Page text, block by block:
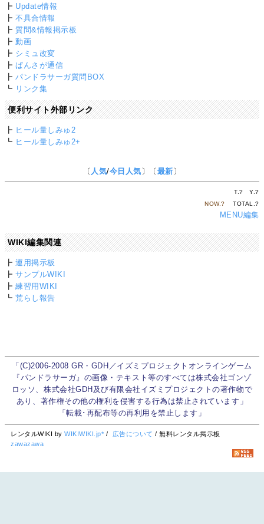
┣ Update情報
┣不具合情報
┣質問&情報掲示板
┣動画
┣ シミュ改変
┣ぱんさが通信
┣パンドラサーガ質問BOX
┗ リンク集
便利サイト外部リンク
┣ ヒール量しみゅ2
┗ ヒール量しみゅ2+
〔 人気/今日人気〕〔最新〕
T.? Y.?
NOW.? TOTAL.?
MENU編集
WIKI編集関連
┣運用掲示板
┣サンプルWIKI
┣練習用WIKI
┗荒らし報告
「(C)2006-2008 GR・GDH／イズミプロジェクトオンラインゲーム
『パンドラサーガ』の画像・テキスト等のすべては株式会社ゴンゾ
ロッソ、株式会社GDH及び有限会社イズミプロジェクトの著作物で
あり、著作権その他の権利を侵害する行為は禁止されています」
「転載･再配布等の再利用を禁止します」
レンタルWIKI byWIKIWIKI.jp* / 広告について / 無料レンタル掲示板
zawazawa